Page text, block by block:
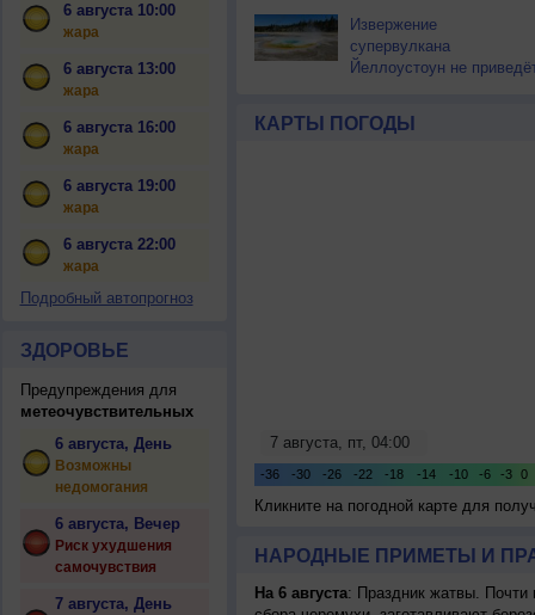
6 августа 10:00
жара
6 августа 13:00
жара
6 августа 16:00
жара
6 августа 19:00
жара
6 августа 22:00
жара
Подробный автопрогноз
ЗДОРОВЬЕ
Предупреждения для
метеочувствительных
6 августа, День
Возможны
недомогания
6 августа, Вечер
Риск ухудшения
самочувствия
7 августа, День
Извержение
супервулкана
Йеллоустоун не
КАРТЫ ПОГОДЫ
Кликните на погодной карте для
НАРОДНЫЕ ПРИМЕТЫ И
На 6 августа: Праздник жатвы. Почти